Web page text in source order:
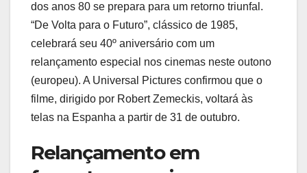
dos anos 80 se prepara para um retorno triunfal.
“De Volta para o Futuro”, clássico de 1985,
celebrará seu 40º aniversário com um
relançamento especial nos cinemas neste outono
(europeu). A Universal Pictures confirmou que o
filme, dirigido por Robert Zemeckis, voltará às
telas na Espanha a partir de 31 de outubro.
Relançamento em